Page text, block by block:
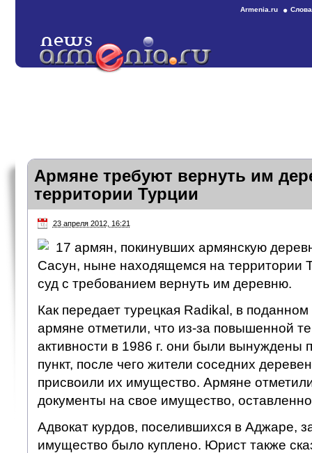
Armenia.ru
Армяне требуют вернуть им
территории Турции
23 апреля 2012, 16:21
17 армян, покинувших армянскую
Сасун, ныне находящемся на территории
суд с требованием вернуть им деревню.
Как передает турецкая Radikal, в
армяне отметили, что из-за повышенной
активности в 1986 г. они были вынуждены
пункт, после чего жители соседних
присвоили их имущество. Армяне
документы на свое имущество,
Адвокат курдов, поселившихся в Аджаре,
имущество было куплено. Юрист также